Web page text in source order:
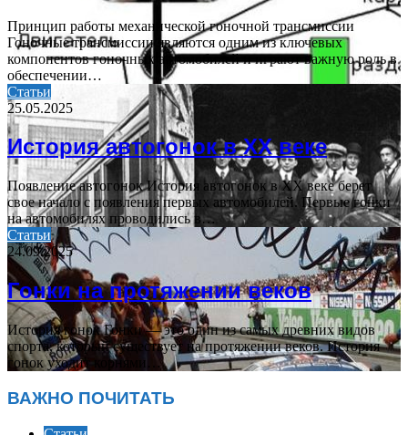
Принцип работы механической гоночной трансмиссии
Гоночные трансмиссии являются одним из ключевых
компонентов гоночных автомобилей и играют важную роль в
обеспечении…
Статьи
25.05.2025
История автогонок в XX веке
Появление автогонок История автогонок в XX веке берет
свое начало с появления первых автомобилей. Первые гонки
на автомобилях проводились в…
Статьи
24.09.2025
Гонки на протяжении веков
История гонок Гонки — это один из самых древних видов
спорта, который существует на протяжении веков. История
гонок уходит корнями…
ВАЖНО ПОЧИТАТЬ